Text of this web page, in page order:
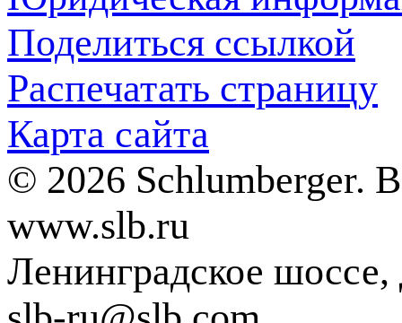
Поделиться ссылкой
Распечатать страницу
Карта сайта
© 2026 Schlumberger.
www.slb.ru
Ленинградское